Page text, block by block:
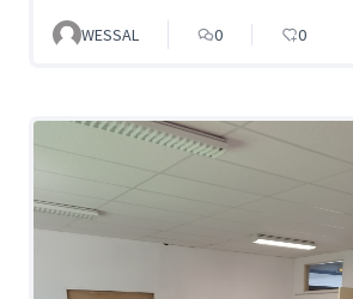
WESSAL 0 0